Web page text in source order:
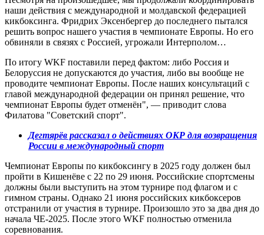
наши действия с международной и молдавской федерацией
кикбоксинга. Фридрих Эксенбергер до последнего пытался
решить вопрос нашего участия в чемпионате Европы. Но его
обвиняли в связях с Россией, угрожали Интерполом…
По итогу WKF поставили перед фактом: либо Россия и
Белоруссия не допускаются до участия, либо вы вообще не
проводите чемпионат Европы. После наших консультаций с
главой международной федерации он принял решение, что
чемпионат Европы будет отменён", — приводит слова
Филатова "Советский спорт".
Дегтярёв рассказал о действиях ОКР для возвращения
России в международный спорт
Чемпионат Европы по кикбоксингу в 2025 году должен был
пройти в Кишенёве с 22 по 29 июня. Российские спортсмены
должны были выступить на этом турнире под флагом и с
гимном страны. Однако 21 июня российских кикбоксеров
отстранили от участия в турнире. Произошло это за два дня до
начала ЧЕ-2025. После этого WKF полностью отменила
соревнования.